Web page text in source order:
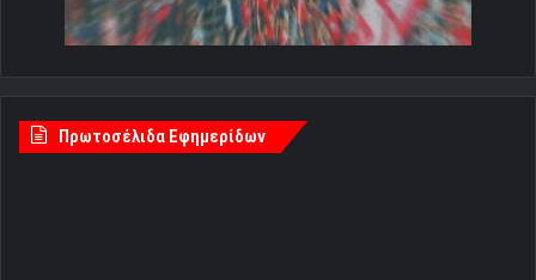
Πρωτοσέλιδα Εφημερίδων